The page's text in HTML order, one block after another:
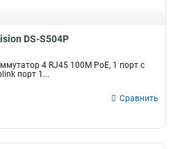
DS-S504P
4 RJ45 100M PoE, 1 порт с
порт 1...
Сравнить